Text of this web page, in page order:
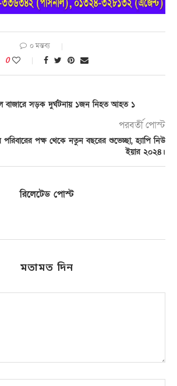
০ মন্তব্য
0
বাজারে সড়ক দুর্ঘটনায় ১জন নিহত আহত ১
পরবর্তী পোস্ট
পরিবারের পক্ষ থেকে নতুন বছরের শুভেচ্ছা, হ্যাপি নিউ
ইয়ার ২০২৪।
রিলেটেড পোস্ট
মতামত দিন